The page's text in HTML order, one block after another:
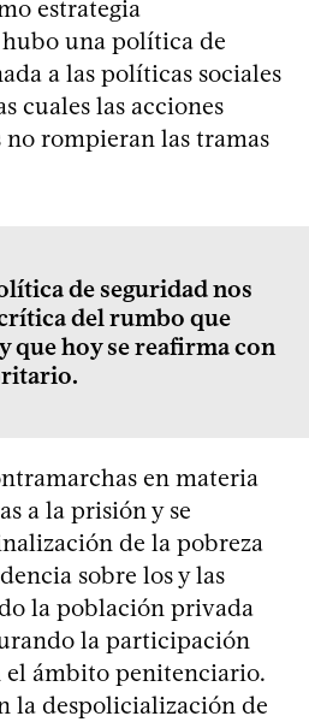
estrategia
una política de
a las políticas sociales
cuales las acciones
rompieran las tramas
de seguridad nos
del rumbo que
que hoy se reafirma con
en materia
a la prisión y se
de la pobreza
sobre los y las
la población privada
la participación
ámbito penitenciario.
la despolicialización de